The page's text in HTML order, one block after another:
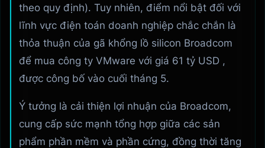
theo quy định). Tuy nhiên, điểm nổi bật đối với
lĩnh vực điện toán doanh nghiệp chắc chắn là
thỏa thuận của gã khổng lồ silicon Broadcom
để mua công ty VMware với giá 61 tỷ USD ,
được công bố vào cuối tháng 5.
Ý tưởng là cải thiện lợi nhuận của Broadcom,
cung cấp sức mạnh tổng hợp giữa các sản
phẩm phần mềm và phần cứng, đồng thời tăng